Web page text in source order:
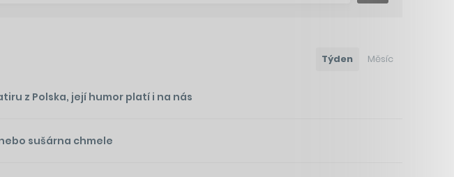
Týden Měsíc
z Polska, její humor platí i na nás
sušárna chmele